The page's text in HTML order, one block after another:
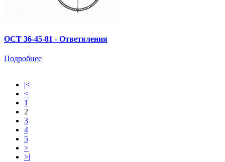
ОСТ 36-45-81 - Ответвления
Подробнее
|<
<
1
2
3
4
5
>
>|